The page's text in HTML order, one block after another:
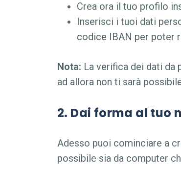
Crea ora il tuo profilo
Inserisci i tuoi dati
codice IBAN per poter
Nota: La verifica dei dati da
ad allora non ti sarà
2. Dai forma al tuo
Adesso puoi cominciare a
possibile sia da computer